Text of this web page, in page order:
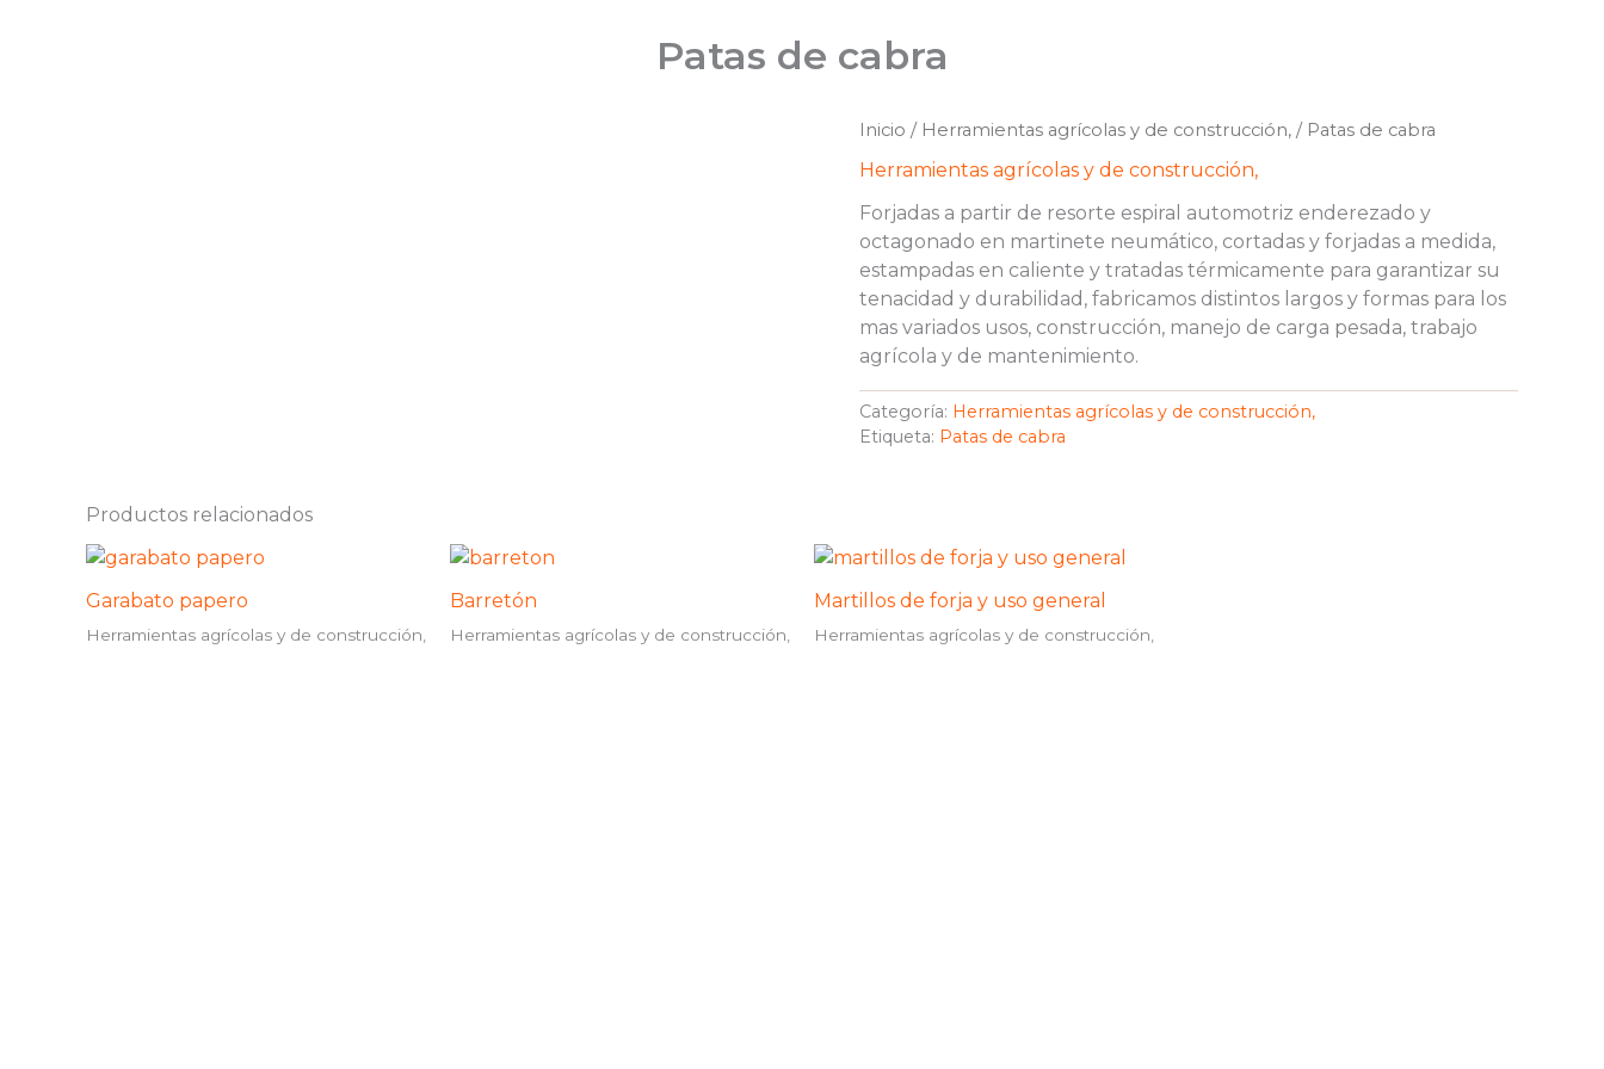
Patas de cabra
Inicio / Herramientas agrícolas y de construcción, / Patas de cabra
Herramientas agrícolas y de construcción,
Forjadas a partir de resorte espiral automotriz enderezado y
octagonado en martinete neumático, cortadas y forjadas a medida,
estampadas en caliente y tratadas térmicamente para garantizar su
tenacidad y durabilidad, fabricamos distintos largos y formas para los
mas variados usos, construcción, manejo de carga pesada, trabajo
agrícola y de mantenimiento.
Categoría: Herramientas agrícolas y de construcción,
Etiqueta: Patas de cabra
Productos relacionados
Garabato papero
Herramientas agrícolas y de construcción,
Barretón
Herramientas agrícolas y de construcción,
Martillos de forja y uso general
Herramientas agrícolas y de construcción,